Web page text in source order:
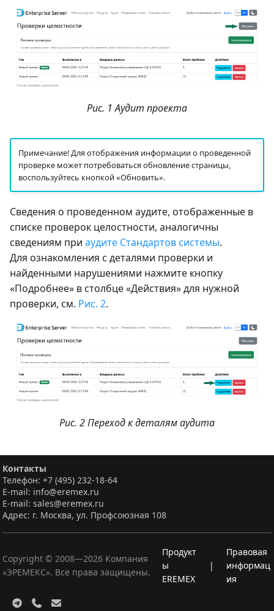
Рис. 1 Аудит проекта
Примечание! Для отображения информации о проведенной
проверке может потребоваться обновление страницы,
воспользуйтесь кнопкой «Обновить».
Сведения о проведенном аудите, отображенные в
списке проверок целостности, аналогичны
сведениям при аудите Стандартов системы.
Для ознакомления с деталями проверки и
найденными нарушениями нажмите кнопку
«Подробнее» в столбце «Действия» для нужной
проверки, см. Рис. 2.
Рис. 2 Переход к деталям аудита
Контакты
Телефон: +7 (495) 232-18-64
E-mail: info@eremex.ru
E-mail: sales@eremex.ru
Адрес: г. Москва, ул. Профсоюзная 108
Copyright © 2008—2026 Компания
«ЭРЕМЕКС». Все права защищены.
Продукт
ы
EREMEX
|
Правовая
информац
ия